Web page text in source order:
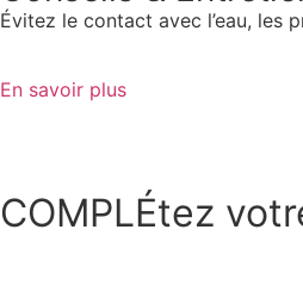
Évitez le contact avec l’eau, les
En savoir plus
COMPLÉtez